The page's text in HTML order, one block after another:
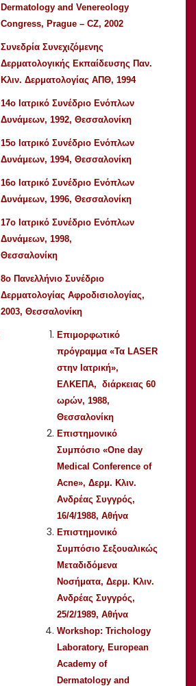
Dermatology and Venereology
Congress, Prague – CZ, 2002
Συνεδρία Συνεχιζόμενης
Δερματολογικής Εκπαίδευσης Παν.
Κλιν. Δερματολογίας ΑΠΘ, 1994
14ο Ιατρικό Συνέδριο Ενόπλων
Δυνάμεων, 1992, Θεσσαλονίκη
15ο Ιατρικό Συνέδριο Ενόπλων
Δυνάμεων, 1994, Θεσσαλονίκη
16ο Ιατρικό Συνέδριο Ενόπλων
Δυνάμεων, 1996, Θεσσαλονίκη
17ο Ιατρικό Συνέδριο Ενόπλων
Δυνάμεων, 1998,
Θεσσαλονίκη
8ο Πανελλήνιο Συνέδριο
Δερματολογίας Αφροδισιολογίας,
2003, Θεσσαλονίκη
Επιμορφωτικό
πρόγραμμα «Τα LASER
στην Ιατρική»,
ΕΛΚΕΠΑ, διάρκειας 60
ωρών, 1988,
Θεσσαλονίκη
Επιστημονικό
Συμπόσιο «One day
Medical Conference of
Acne», Δερμ. Κλιν.
Ανδρέας Συγγρός,
16/4/1988, Αθήνα
Επιστημονικό
Συμπόσιο Σεξουαλικώς
Μεταδιδόμενα
Νοσήματα, Δερμ. Κλιν.
Ανδρέας Συγγρός,
25/2/1989, Αθήνα
Workshop: Trichology
Laboratory, European
Academy of
Dermatology and